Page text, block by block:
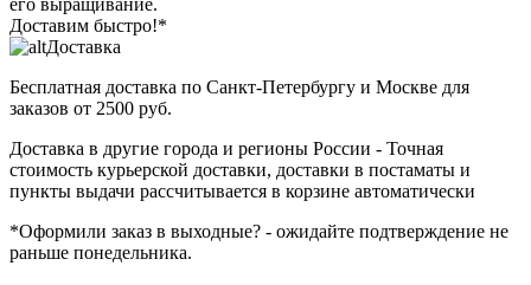
Доставим быстро!*
Доставка
Бесплатная доставка по Санкт-Петербургу и Москве для
заказов от 2500 руб.
Доставка в другие города и регионы России - Точная
стоимость курьерской доставки, доставки в постаматы и
пункты выдачи рассчитывается в корзине автоматически
*Оформили заказ в выходные? - ожидайте подтверждение не
раньше понедельника.